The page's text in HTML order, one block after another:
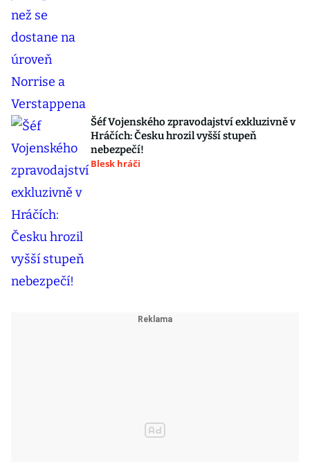
Šéf Vojenského zpravodajství exkluzivně v
Hráčích: Česku hrozil vyšší stupeň
nebezpečí!
Blesk hráči